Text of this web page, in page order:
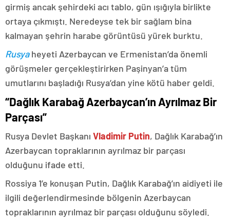
girmiş ancak şehirdeki acı tablo, gün ışığıyla birlikte
ortaya çıkmıştı. Neredeyse tek bir sağlam bina
kalmayan şehrin harabe görüntüsü yürek burktu.
Rusyaheyeti Azerbaycan ve Ermenistan’da önemli
görüşmeler gerçekleştirirken Paşinyan’a tüm
umutlarını başladığı Rusya’dan yine kötü haber geldi.
“Dağlık Karabağ Azerbaycan’ın Ayrılmaz Bir
Parçası”
Rusya Devlet Başkanı Vladimir Putin, Dağlık Karabağ’ın
Azerbaycan topraklarının ayrılmaz bir parçası
olduğunu ifade etti.
Rossiya 1’e konuşan Putin, Dağlık Karabağ’ın aidiyeti ile
ilgili değerlendirmesinde bölgenin Azerbaycan
topraklarının ayrılmaz bir parçası olduğunu söyledi.